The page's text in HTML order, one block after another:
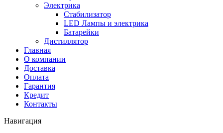
Электрика
Стабилизатор
LED Лампы и электрика
Батарейки
Дистиллятор
Главная
О компании
Доставка
Оплата
Гарантия
Кредит
Контакты
Навигация